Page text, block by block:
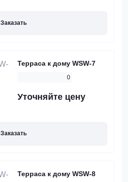
Заказать
Терраса к дому WSW-7
0
Уточняйте цену
Заказать
Терраса к дому WSW-8